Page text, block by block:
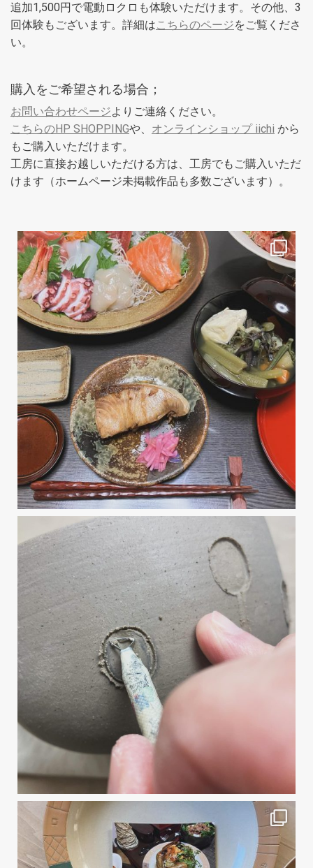
追加1,500円で電動ロクロも体験いただけます。その他、3
回体験もございます。詳細はこちらのページをご覧くださ
い。
購入をご希望される場合；
お問い合わせページよりご連絡ください。
こちらのHP SHOPPINGや、 オンラインショップ iichi から
もご購入いただけます。
工房に直接お越しいただける方は、工房でもご購入いただ
けます（ホームページ未掲載作品も多数ございます）。